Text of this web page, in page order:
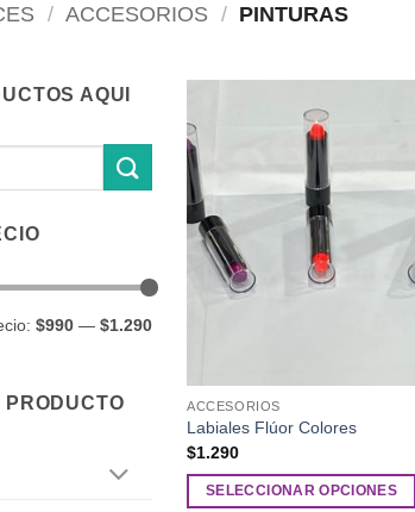
/ ACCESORIOS / PINTURAS
AQUI
$990— $1.290
ACCESORIOS
Labiales Flúor Colores
$1.290
SELECCIONAR OPCIONES